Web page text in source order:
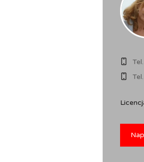
Tel.
Tel.